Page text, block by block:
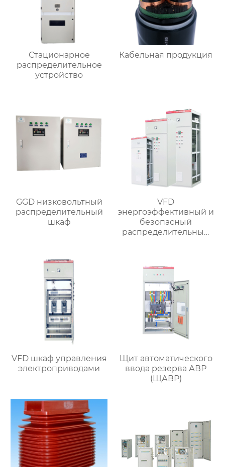
Стационарное
распределительное
устройство
Кабельная продукция
GGD низковольтный
распределительный
шкаф
VFD
энергоэффективный и
безопасный
распределительный
VFD шкаф управления
электроприводами
Щит автоматического
ввода резерва АВР
(ЩАВР)